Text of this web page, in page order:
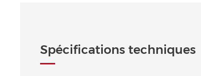
Spécifications techniques